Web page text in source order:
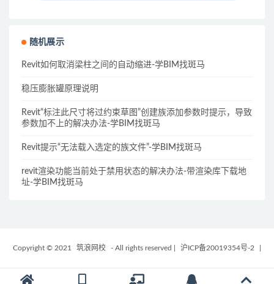
随机展示
Revit如何取消梁柱之间的自动缩进-学BIM找斑马
稳压膨胀罐原理说明
Revit“标注此尺寸将过约束草图”创建族添加参数时提示，导致
参数加不上的解决办法-学BIM找斑马
Revit提示“无法载入选定的族文件”-学BIM找斑马
revit渲染功能当前处于禁用状态的解决办法-带渲染库下载地
址-学BIM找斑马
Copyright © 2021 筑浪网校 - All rights reserved 沪ICP备20019354号-2